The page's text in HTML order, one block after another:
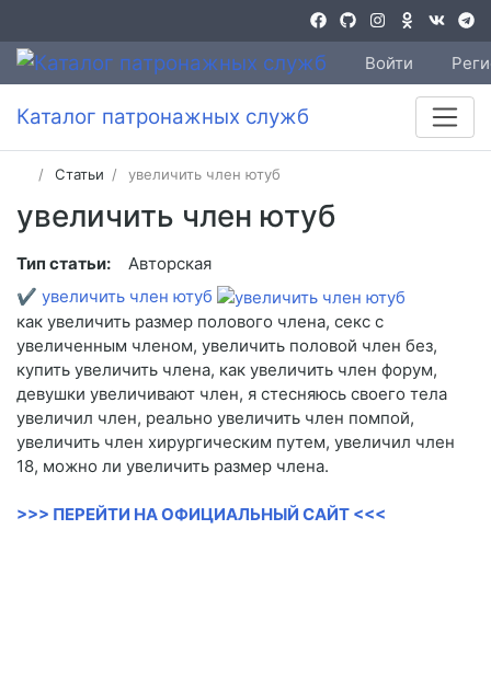
Войти
Каталог патронажных служб
Статьи увеличить член ютуб
увеличить член ютуб
Тип статьи:
Авторская
✔ увеличить член ютуб
как увеличить размер полового члена, секс с
увеличенным членом, увеличить половой член без,
купить увеличить члена, как увеличить член форум,
девушки увеличивают член, я стесняюсь своего тела
увеличил член, реально увеличить член помпой,
увеличить член хирургическим путем, увеличил член
18, можно ли увеличить размер члена.
>>> ПЕРЕЙТИ НА ОФИЦИАЛЬНЫЙ САЙТ <<<